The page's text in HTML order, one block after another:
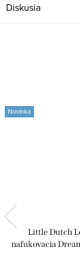
Diskusia
Novinka
Little Dutch
nafukovacia